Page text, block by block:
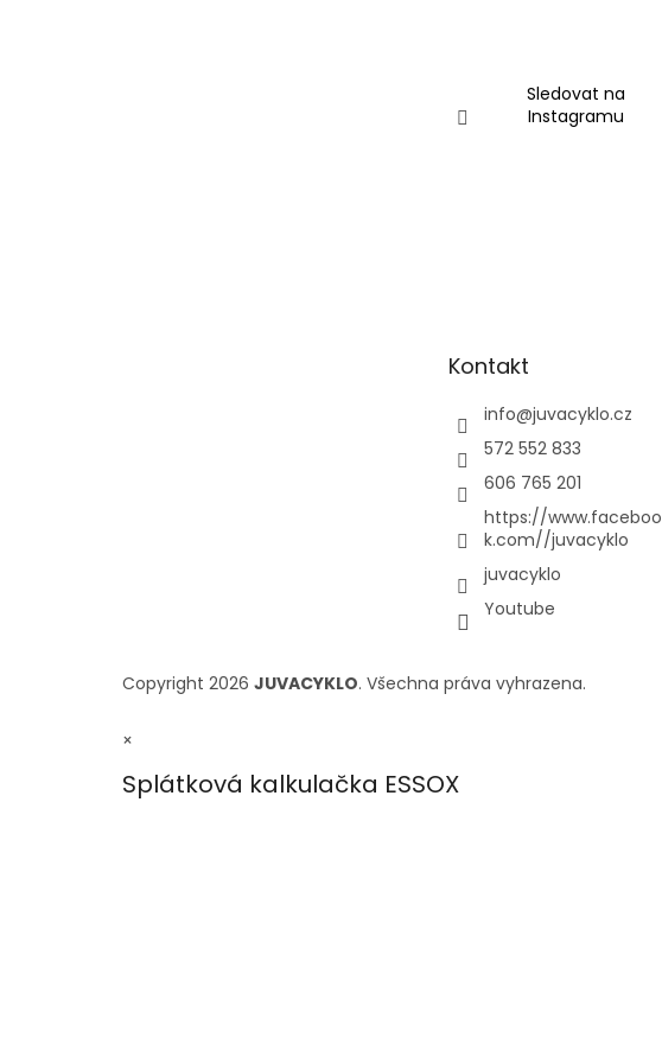
Sledovat na
Instagramu
Kontakt
info@juvacyklo.cz
572 552 833
606 765 201
https://www.faceboo
k.com//juvacyklo
juvacyklo
Youtube
Copyright 2026 JUVACYKLO. Všechna práva vyhrazena.
×
Splátková kalkulačka ESSOX